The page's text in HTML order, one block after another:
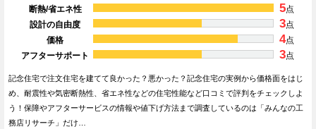
断熱/省エネ性
5点
設計の自由度
3点
価格
4点
アフターサポート
3点
記念住宅で注文住宅を建てて良かった？悪かった？記念住宅の実例から価格面をはじ
め、耐震性や気密断熱性、省エネ性などの住宅性能など口コミで評判をチェックしよ
う！保障やアフターサービスの情報や値下げ方法まで調査しているのは「みんなの工
務店リサーチ」だけ…